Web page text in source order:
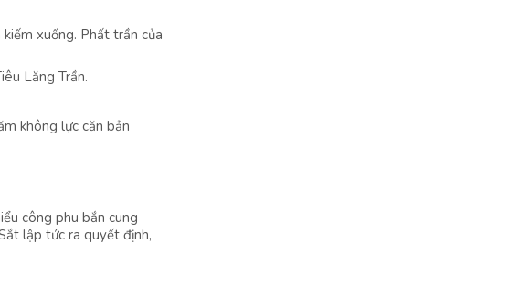
xuống. Phất trần của
Lăng Trần.
không lực căn bản
công phu bắn cung
lập tức ra quyết định,